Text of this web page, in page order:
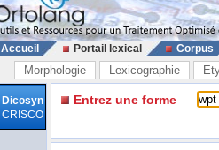
Accueil Portail lexical Corpus
Morphologie Lexicographie
Dicosyn
CRISCO
Entrez une forme